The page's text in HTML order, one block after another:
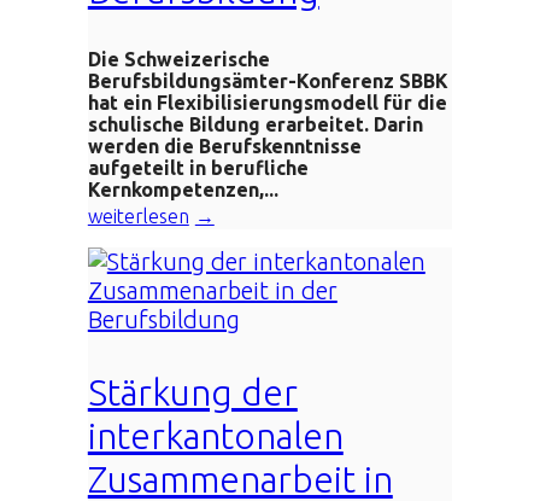
Die Schweizerische
Berufsbildungsämter-Konferenz SBBK
hat ein Flexibilisierungsmodell für die
schulische Bildung erarbeitet. Darin
werden die Berufskenntnisse
aufgeteilt in berufliche
Kernkompetenzen,...
weiterlesen
Stärkung der
interkantonalen
Zusammenarbeit in